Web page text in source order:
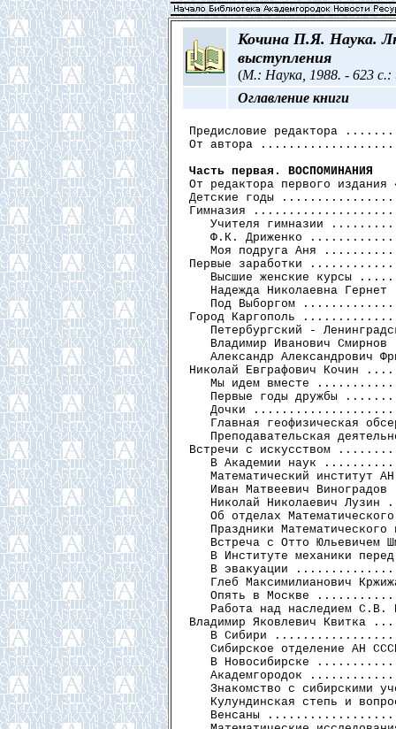
Кочина П.Я. Наука.
выступления
(М.: Наука, 1988. - 623 с.:
Оглавление книги
Предисловие
От автора
Часть первая. ВОСПОМИНАНИЯ
От редактора первого
Детские годы
Гимназия
Учителя гимназии
Ф.К. Дриженко
Моя подруга Аня
Первые заработки
Высшие женские курсы
Надежда Николаевна Гернет
Под Выборгом
Город Каргополь
Петербургский -
Владимир Иванович Смирнов
Александр Александрович
Николай Евграфович
Мы идем вместе
Первые годы дружбы
Дочки
Главная геофизическая
Преподавательская
Встречи с
В Академии наук
Математический институт
Иван Матвеевич Виноградов
Николай Николаевич Лузин
Об отделах
Праздники Математического
Встреча с Отто Юльевичем
В Институте механики
В эвакуации
Глеб Максимилианович
Опять в Москве
Работа над наследием С.В.
Владимир Яковлевич
В Сибири
Сибирское отделение АН
В Новосибирске
Академгородок
Знакомство с сибирскими
Кулундинская степь и
Венсаны